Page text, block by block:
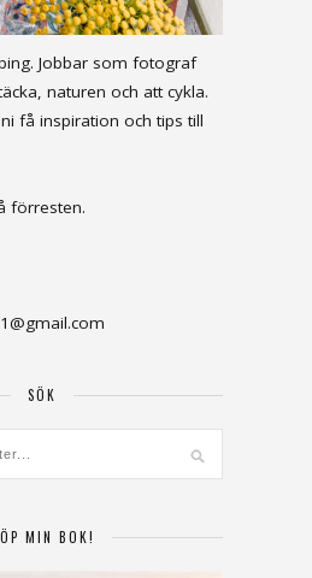
Jobbar som fotograf
naturen och att cykla.
få inspiration och tips till
förresten.
SÖK
MIN BOK!